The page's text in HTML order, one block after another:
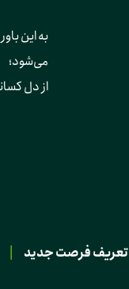
می‌شود؛
از دل
تعریف فرصت جدید